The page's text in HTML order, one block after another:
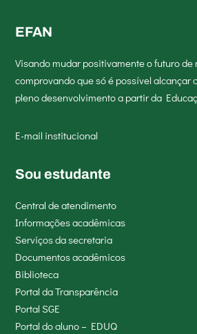
EFAN
Visando mudar positivamente o futuro
comprovando que só é possível alcançar
pleno desenvolvimento a partir da
E-mail institucional
Sou estudante
Central de atendimento
Informações acadêmicas
Serviços da secretaria
Documentos acadêmicos
Biblioteca
Portal da Transparência
Portal SGE
Portal do aluno – EDUQ